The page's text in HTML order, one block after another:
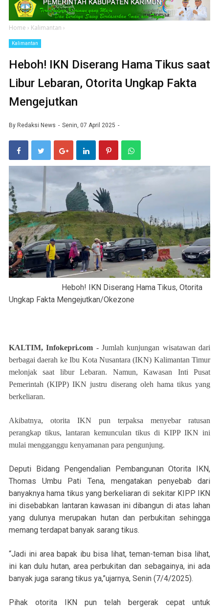
Home › Kalimantan ›
Kalimantan
Heboh! IKN Diserang Hama Tikus saat
Libur Lebaran, Otorita Ungkap Fakta
Mengejutkan
By Redaksi News Senin, 07 April 2025
Heboh! IKN Diserang Hama Tikus, Otorita
Ungkap Fakta Mengejutkan/Okezone
KALTIM, Infokepri.com - Jumlah kunjungan wisatawan dari
berbagai daerah ke Ibu Kota Nusantara (IKN) Kalimantan Timur
melonjak saat libur Lebaran. Namun, Kawasan Inti Pusat
Pemerintah (KIPP) IKN justru diserang oleh hama tikus yang
berkeliaran.
Akibatnya, otorita IKN pun terpaksa menyebar ratusan
perangkap tikus, lantaran kemunculan tikus di KIPP IKN ini
mulai mengganggu kenyamanan para pengunjung.
Deputi Bidang Pengendalian Pembangunan Otorita IKN,
Thomas Umbu Pati Tena, mengatakan penyebab dari
banyaknya hama tikus yang berkeliaran di sekitar KIPP IKN
ini disebabkan lantaran kawasan ini dibangun di atas lahan
yang dulunya merupakan hutan dan perbukitan sehingga
memang terdapat banyak sarang tikus.
“Jadi ini area bapak ibu bisa lihat, teman-teman bisa lihat,
ini kan dulu hutan, area perbukitan dan sebagainya, ini ada
banyak juga sarang tikus ya,”ujarnya, Senin (7/4/2025).
Pihak otorita IKN pun telah bergerak cepat untuk